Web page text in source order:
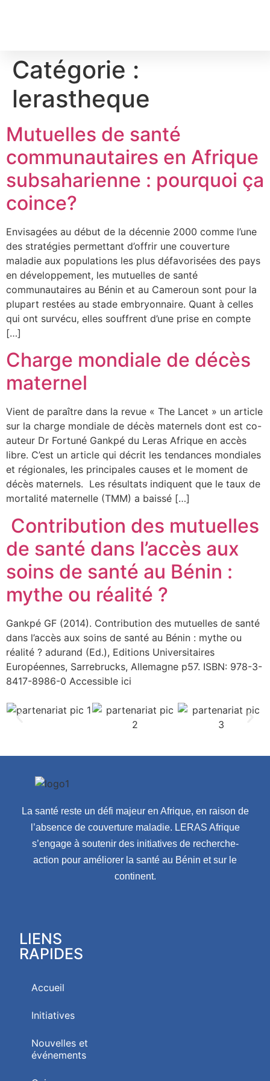
Catégorie :
lerastheque
Mutuelles de santé
communautaires en Afrique
subsaharienne : pourquoi ça
coince?
Envisagées au début de la décennie 2000 comme l’une
des stratégies permettant d’offrir une couverture
maladie aux populations les plus défavorisées des pays
en développement, les mutuelles de santé
communautaires au Bénin et au Cameroun sont pour la
plupart restées au stade embryonnaire. Quant à celles
qui ont survécu, elles souffrent d’une prise en compte
[…]
Charge mondiale de décès
maternel
Vient de paraître dans la revue « The Lancet » un article
sur la charge mondiale de décès maternels dont est co-
auteur Dr Fortuné Gankpé du Leras Afrique en accès
libre. C’est un article qui décrit les tendances mondiales
et régionales, les principales causes et le moment de
décès maternels. Les résultats indiquent que le taux de
mortalité maternelle (TMM) a baissé […]
Contribution des mutuelles
de santé dans l’accès aux
soins de santé au Bénin :
mythe ou réalité ?
Gankpé GF (2014). Contribution des mutuelles de santé
dans l’accès aux soins de santé au Bénin : mythe ou
réalité ? adurand (Ed.), Editions Universitaires
Européennes, Sarrebrucks, Allemagne p57. ISBN: 978-3-
8417-8986-0 Accessible ici
La santé reste un défi majeur en Afrique, en raison de
l’absence de couverture maladie. LERAS Afrique
s’engage à soutenir des initiatives de recherche-
action pour améliorer la santé au Bénin et sur le
continent.
LIENS
RAPIDES
Accueil
Initiatives
Nouvelles et
événements